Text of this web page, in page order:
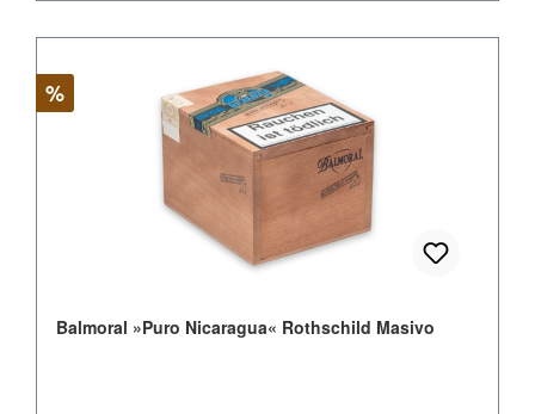
Rabatt
%
Balmoral »Puro Nicaragua« Rothschild Masivo